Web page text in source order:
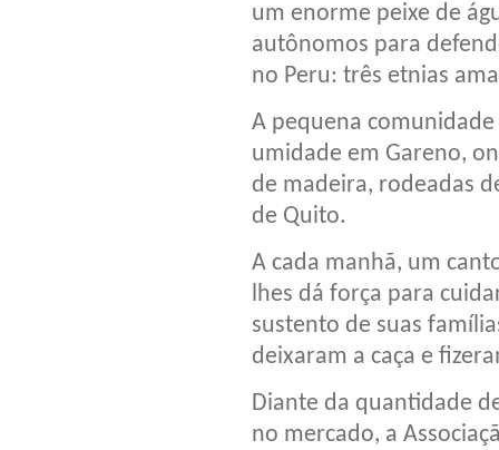
um enorme peixe de
autônomos para
no Peru: três etnias
A pequena
umidade em Gareno,
de madeira, rodeadas
de Quito.
A cada manhã, um
lhes dá força para
sustento de suas
deixaram a caça e
Diante da quantidade
no mercado, a